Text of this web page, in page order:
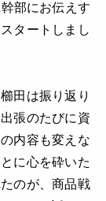
部にお伝えす
タートしまし
田は振り返り
張のたびに資
内容も変えな
に心を砕いた
のが、商品戦